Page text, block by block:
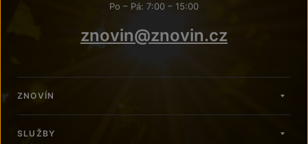
Po – Pá: 7:00 – 15:00
znovin@znovin.cz
ZNOVÍN
SLUŽBY